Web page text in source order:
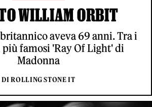
WILLIAM ORBIT
aveva 69 anni. Tra i
famosi 'Ray Of Light' di
Madonna
DI ROLLING STONE IT